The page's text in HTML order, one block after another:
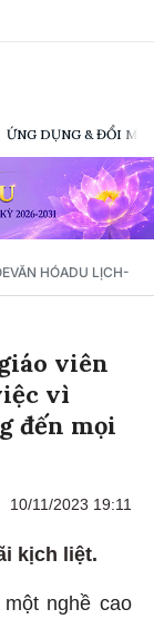
ỨNG DỤNG & ĐỔI
VĂN HÓADU LỊCH-
viên
vì
đến mọi
10/11/2023 19:11
kịch liệt.
nghề cao